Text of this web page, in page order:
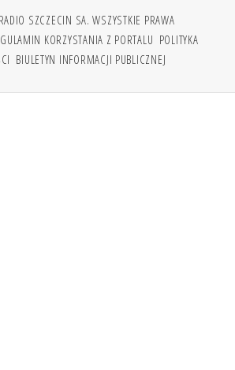
SZCZECIN SA. WSZYSTKIE PRAWA
KORZYSTANIA Z PORTALU POLITYKA
BIULETYN INFORMACJI PUBLICZNEJ